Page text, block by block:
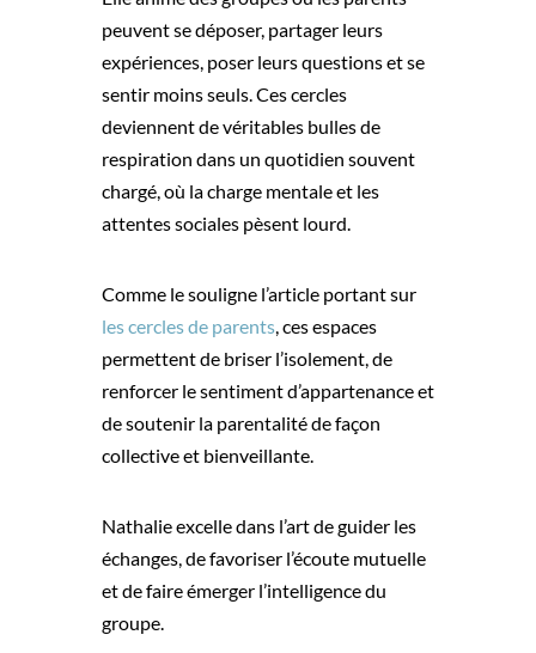
peuvent se déposer, partager leurs
expériences, poser leurs questions et se
sentir moins seuls. Ces cercles
deviennent de véritables bulles de
respiration dans un quotidien souvent
chargé, où la charge mentale et les
attentes sociales pèsent lourd.
Comme le souligne l’article portant sur
les cercles de parents, ces espaces
permettent de briser l’isolement, de
renforcer le sentiment d’appartenance et
de soutenir la parentalité de façon
collective et bienveillante.
Nathalie excelle dans l’art de guider les
échanges, de favoriser l’écoute mutuelle
et de faire émerger l’intelligence du
groupe.